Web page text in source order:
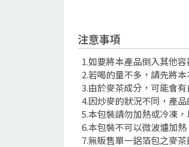
注意事項
1.如要將本產品倒入其他
2.若喝的量不多，請先將
3.由於麥茶成分，可能會
4.因炒麥的狀況不同，產
5.本包裝請勿加熱或冷凍
6.本包裝不可以微波爐加
7.無販售單一鋁箔包之麥茶